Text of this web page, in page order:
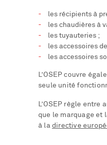
les récipients à
les chaudières à
les tuyauteries ;
les accessoires
les accessoires
L’OSEP couvre
seule unité
L’OSEP règle
que le marquage et
à la directive